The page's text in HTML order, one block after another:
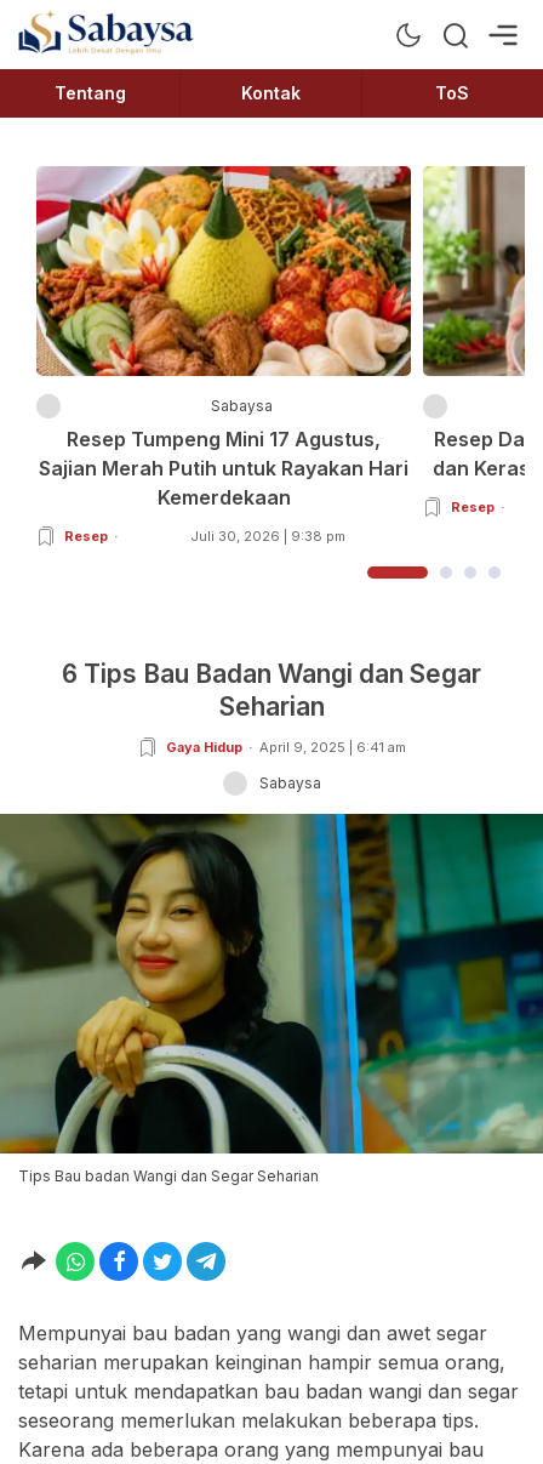
Sabaysa
Lebih Dekat Dengan Ilmu
Tentang Kontak ToS
Sabaysa
Resep Tumpeng Mini 17 Agustus,
Sajian Merah Putih untuk Rayakan Hari
Kemerdekaan
Resep Juli 30, 2026 | 9:38 pm
Resep
dan Keras
Resep
6 Tips Bau Badan Wangi dan Segar
Seharian
Gaya Hidup April 9, 2025 | 6:41 am
Sabaysa
Tips Bau badan Wangi dan Segar Seharian
Mempunyai bau badan yang wangi dan awet segar
seharian merupakan keinginan hampir semua orang,
tetapi untuk mendapatkan bau badan wangi dan segar
seseorang memerlukan melakukan beberapa tips.
Karena ada beberapa orang yang mempunyai bau